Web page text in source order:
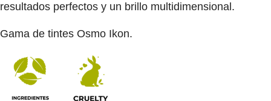
resultados perfectos y un brillo multidimensional.
Gama de tintes Osmo Ikon.